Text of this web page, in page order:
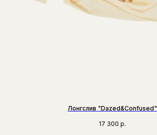
Лонгслив "Dazed&Confused"
17 300 р.